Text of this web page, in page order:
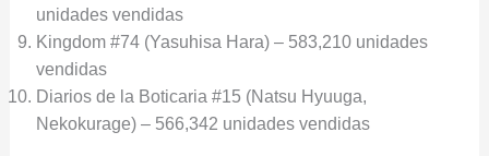
unidades vendidas
Kingdom #74 (Yasuhisa Hara) – 583,210 unidades
vendidas
Diarios de la Boticaria #15 (Natsu Hyuuga,
Nekokurage) – 566,342 unidades vendidas